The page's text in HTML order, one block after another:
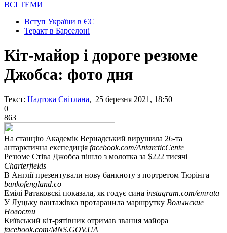
ВСІ ТЕМИ
Вступ України в ЄС
Теракт в Барселоні
Кіт-майор і дороге резюме
Джобса: фото дня
Текст: Надтока Світлана, 25 березня 2021, 18:50
0
863
На станцію Академік Вернадський вирушила 26-та
антарктична експедиція facebook.com/AntarcticCente
Резюме Стіва Джобса пішло з молотка за $222 тисячі
Charterfields
В Англії презентували нову банкноту з портретом Тюрінга
bankofengland.co
Емілі Ратаковскі показала, як годує сина instagram.com/emrata
У Луцьку вантажівка протаранила маршрутку Волынские
Новости
Київський кіт-рятівник отримав звання майора
facebook.com/MNS.GOV.UA